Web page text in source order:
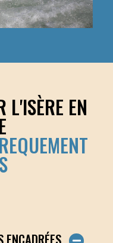
L'ISÈRE EN
ENCADRÉES